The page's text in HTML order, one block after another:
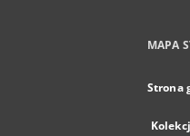
MAPA
Strona